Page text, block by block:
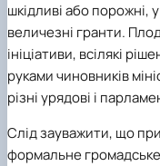
шкідливі або
величезні гранти.
ініціативи, всілякі
руками чиновників
різні урядові і
Слід зауважити, що
формальне